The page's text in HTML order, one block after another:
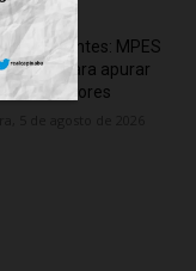
de pacientes: MPES
para apurar
assessores